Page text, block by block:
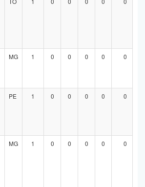
MG 1 0 0 0 0 0
PE 1 0 0 0 0 0
MG 1 0 0 0 0 0